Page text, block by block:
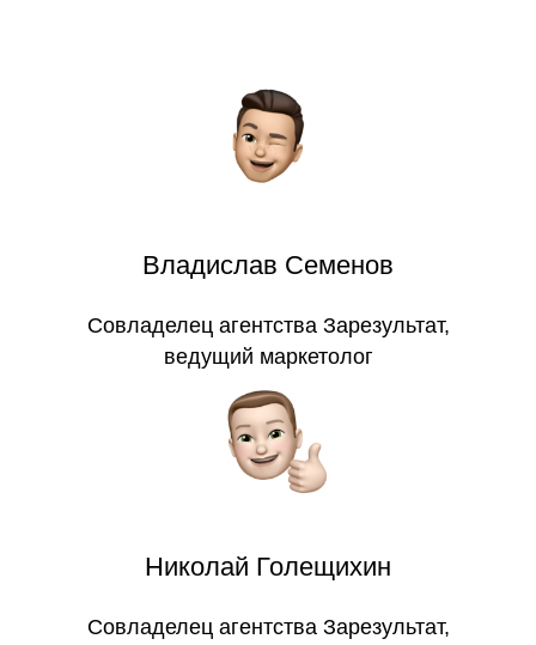
Владислав Семенов
Совладелец агентства Зарезультат,
ведущий маркетолог
Николай Голещихин
Совладелец агентства Зарезультат,